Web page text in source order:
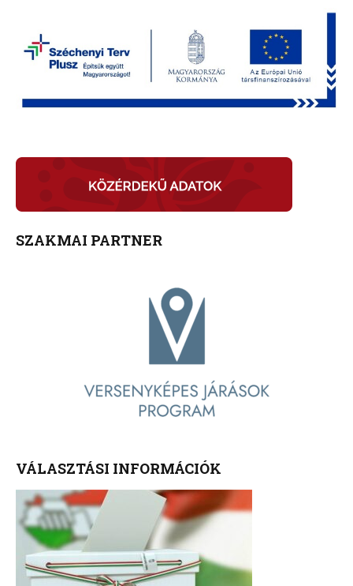
SZAKMAI PARTNER
VÁLASZTÁSI INFORMÁCIÓK